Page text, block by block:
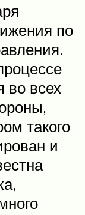
по
во всех
такого
и